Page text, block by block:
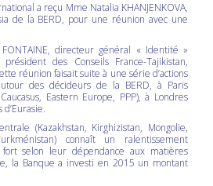
a reçu Mme Natalia KHANJENKOVA,
de la BERD, pour une réunion avec une
directeur général « Identité »
des Conseils France-Tajikistan,
réunion faisait suite à une série d’actions
des décideurs de la BERD, à Paris
Eastern Europe, PPP), à Londres
(Kazakhstan, Kirghizistan, Mongolie,
connaît un ralentissement
selon leur dépendance aux matières
la Banque a investi en 2015 un montant